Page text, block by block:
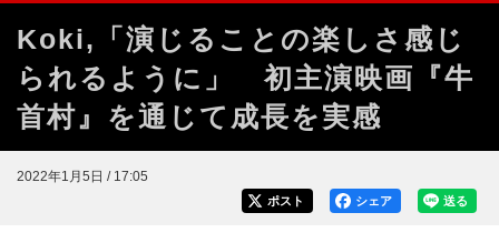
Koki,「演じることの楽しさ感じ
られるように」 初主演映画『牛
首村』を通じて成長を実感
2022年1月5日 / 17:05
送る
シェア
ポスト